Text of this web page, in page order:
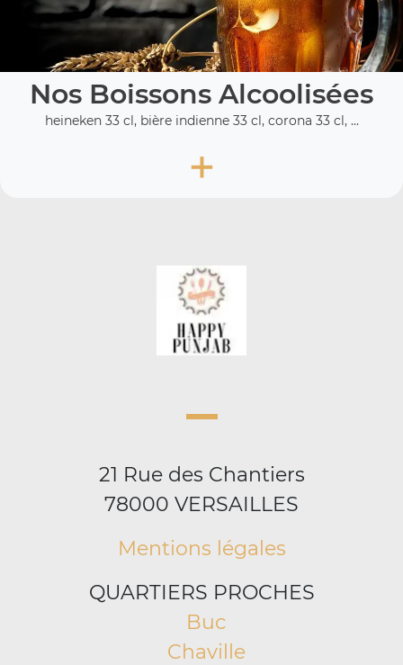
Nos Boissons Alcoolisées
heineken 33 cl, bière indienne 33 cl, corona 33 cl, ...
+
21 Rue des Chantiers
78000 VERSAILLES
Mentions légales
QUARTIERS PROCHES
Buc
Chaville